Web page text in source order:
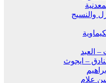
والنسيج
– العبد
– ايجوث
علام